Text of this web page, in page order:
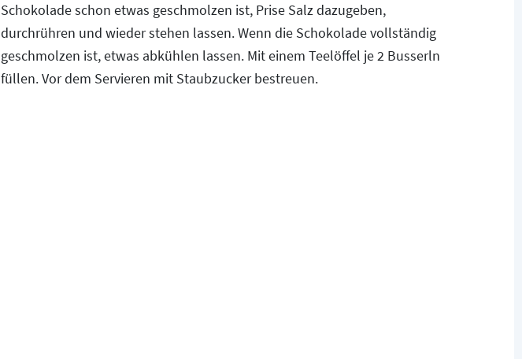
Schokolade schon etwas geschmolzen ist, Prise Salz dazugeben,
durchrühren und wieder stehen lassen. Wenn die Schokolade vollständig
geschmolzen ist, etwas abkühlen lassen. Mit einem Teelöffel je 2 Busserln
füllen. Vor dem Servieren mit Staubzucker bestreuen.